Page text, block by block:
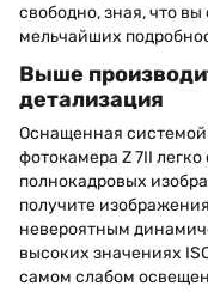
свободно, зная, что
мельчайших
Выше
детализация
Оснащенная системой
фотокамера Z 7II
полнокадровых
получите
невероятным
высоких значениях
самом слабом